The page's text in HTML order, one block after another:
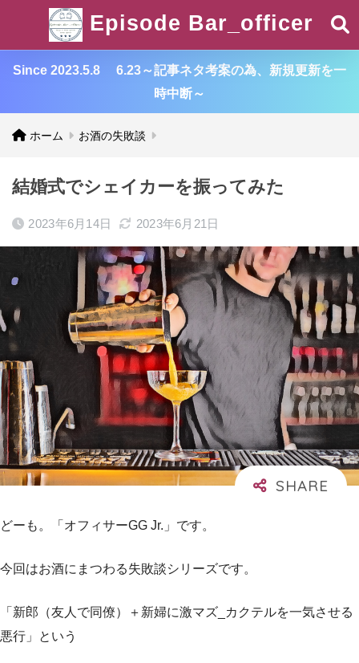
Episode Bar_officer
Since 2023.5.8 6.23～記事ネタ考案の為、新規更新を一
時中断～
ホーム お酒の失敗談
結婚式でシェイカーを振ってみた
2023年6月14日 2023年6月21日
どーも。「オフィサーGG Jr.」です。
今回はお酒にまつわる失敗談シリーズです。
「新郎（友人で同僚）＋新婦に激マズ_カクテルを一気させる
悪行」という